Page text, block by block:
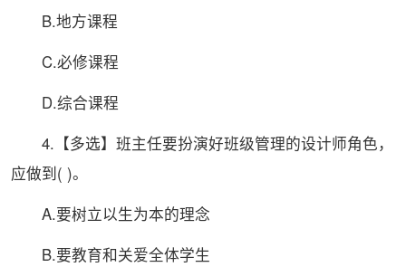
B.地方课程
C.必修课程
D.综合课程
4.【多选】班主任要扮演好班级管理的设计师角色，
应做到( )。
A.要树立以生为本的理念
B.要教育和关爱全体学生